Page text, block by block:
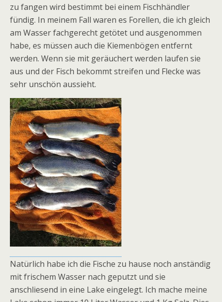
zu fangen wird bestimmt bei einem Fischhändler
fündig. In meinem Fall waren es Forellen, die ich gleich
am Wasser fachgerecht getötet und ausgenommen
habe, es müssen auch die Kiemenbögen entfernt
werden. Wenn sie mit geräuchert werden laufen sie
aus und der Fisch bekommt streifen und Flecke was
sehr unschön aussieht.
Natürlich habe ich die Fische zu hause noch anständig
mit frischem Wasser nach geputzt und sie
anschliesend in eine Lake eingelegt. Ich mache meine